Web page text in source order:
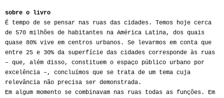
sobre o livro
É tempo de se pensar nas ruas das cidades. Temos hoje cerca
de 570 milhões de habitantes na América Latina, dos quais
quase 80% vive em centros urbanos. Se levarmos em conta que
entre 25 e 30% da superfície das cidades corresponde às ruas
– que, além disso, constituem o espaço público urbano por
excelência –, concluímos que se trata de um tema cuja
relevância não precisa ser demonstrada.
Em algum momento se combinavam nas ruas todas as funções. Em